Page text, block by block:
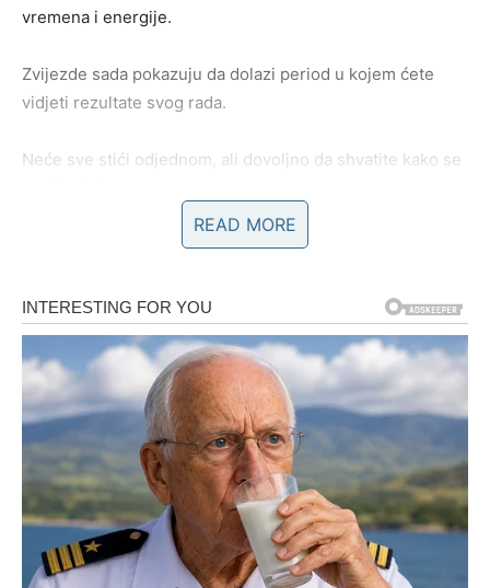
vremena i energije.
Zvijezde sada pokazuju da dolazi period u kojem ćete
vidjeti rezultate svog rada.
Neće sve stići odjednom, ali dovoljno da shvatite kako se
JEDNA OSOBA DONOSI VAM
DOBRU SREĆU
READ MORE